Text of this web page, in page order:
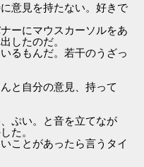
意見を持たない。好きで
ーにマウスカーソルをあ
したのだ。
るもんだ。若干のうざっ
と自分の意見、持って
ぷい。と音を立てなが
た。
ことがあったら言うタイ